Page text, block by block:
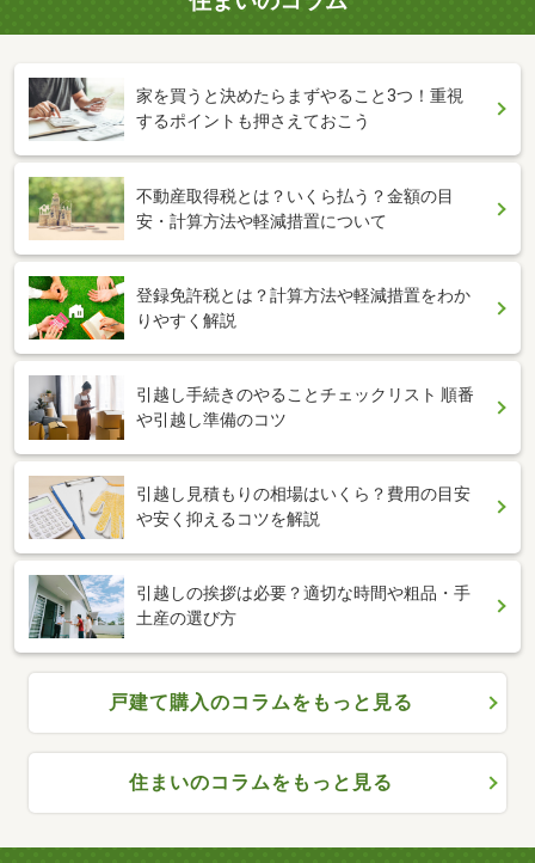
家を買うと決めたらまずやること3つ！重視
するポイントも押さえておこう
不動産取得税とは？いくら払う？金額の目
安・計算方法や軽減措置について
登録免許税とは？計算方法や軽減措置をわか
りやすく解説
引越し手続きのやることチェックリスト 順番
や引越し準備のコツ
引越し見積もりの相場はいくら？費用の目安
や安く抑えるコツを解説
引越しの挨拶は必要？適切な時間や粗品・手
土産の選び方
戸建て購入のコラムをもっと見る
住まいのコラムをもっと見る